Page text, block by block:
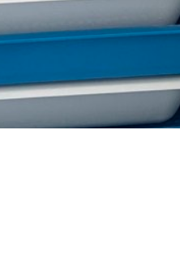
お仏壇サービスについての
お問い合わせ
お仏壇トップ
お位牌サービスについての
お問い合わせ
お位牌トップ
仏具サービスについての
お問い合わせ
仏具トップ
お墓トップ